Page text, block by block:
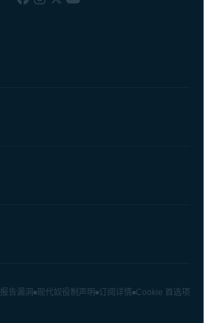
报告漏洞 现代奴役制声明 订阅详情 Cookie 首选项